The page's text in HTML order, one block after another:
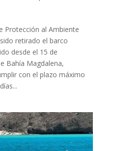
Protección al Ambiente
retirado el barco
desde el 15 de
Bahía Magdalena,
con el plazo máximo